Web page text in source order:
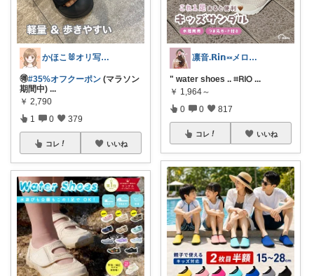
かほこ🐰オリ写350枚以上
🉐#35%オフクーポン (マラソン
期間中) ...
￥ 2,790
1 0 379
コレ いいね
凛音.𝗥𝗶𝗻༝༝メロウな暮らし🧸
" water shoes .. ⌗𝖱𝖨𝖮 ...
￥ 1,964～
0 0 817
コレ いいね